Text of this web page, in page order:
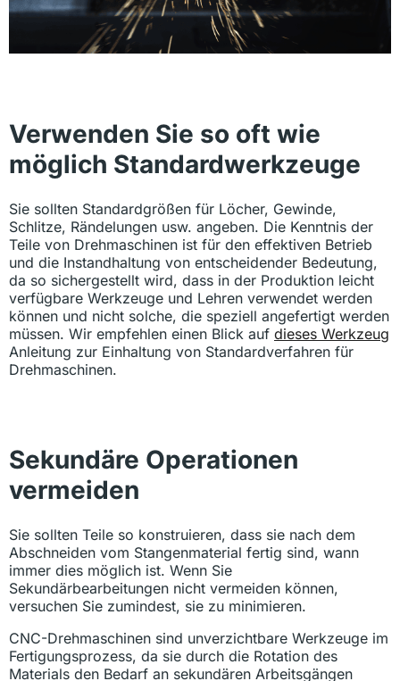
Verwenden Sie so oft wie
möglich Standardwerkzeuge
Sie sollten Standardgrößen für Löcher, Gewinde,
Schlitze, Rändelungen usw. angeben. Die Kenntnis der
Teile von Drehmaschinen ist für den effektiven Betrieb
und die Instandhaltung von entscheidender Bedeutung,
da so sichergestellt wird, dass in der Produktion leicht
verfügbare Werkzeuge und Lehren verwendet werden
können und nicht solche, die speziell angefertigt werden
müssen. Wir empfehlen einen Blick auf dieses Werkzeug
Anleitung zur Einhaltung von Standardverfahren für
Drehmaschinen.
Sekundäre Operationen
vermeiden
Sie sollten Teile so konstruieren, dass sie nach dem
Abschneiden vom Stangenmaterial fertig sind, wann
immer dies möglich ist. Wenn Sie
Sekundärbearbeitungen nicht vermeiden können,
versuchen Sie zumindest, sie zu minimieren.
CNC-Drehmaschinen sind unverzichtbare Werkzeuge im
Fertigungsprozess, da sie durch die Rotation des
Materials den Bedarf an sekundären Arbeitsgängen